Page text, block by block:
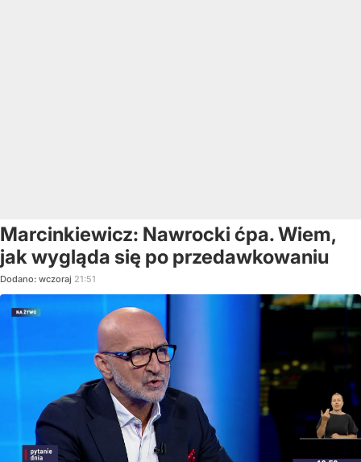
Marcinkiewicz: Nawrocki ćpa. Wiem,
jak wygląda się po przedawkowaniu
Dodano: wczoraj 21:51